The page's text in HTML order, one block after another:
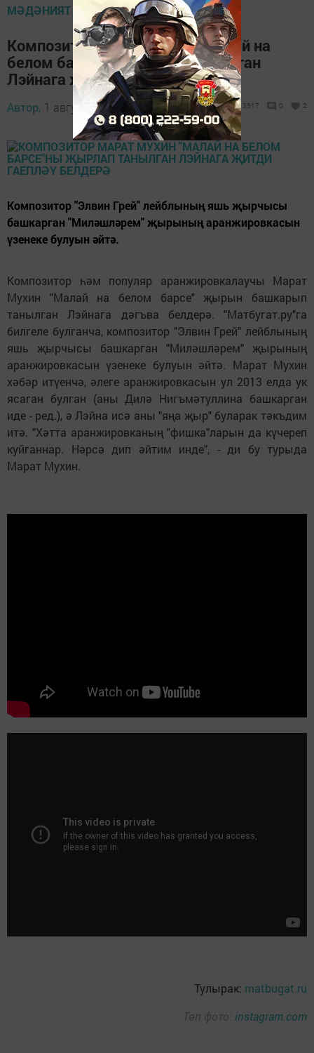
МӘДӘНИЯТ
Композитор Марат Мухин "Малай на
белом барсе"ны җырлап танылган
Лэйнага җитди гаепләү белдерә
Автор, 1 август 2019 - 09:16 3517 0 2
Композитор "Элвин Грей" лейблының яшь җырчысы
башкарган "Миләшләрем" җырының аранжировкасын
үзенеке булуын әйтә.
Композитор һәм популяр аранжировкалаучы Марат
Мухин "Малай на белом барсе" җырын башкарып
танылган Лэйнага дәгъва белдерә. "Матбугат.ру"га
билгеле булганча, композитор "Элвин Грей" лейблының
яшь җырчысы башкарган "Миләшләрем" җырының
аранжировкасын үзенеке булуын әйтә. Марат Мухин
хәбәр итүенчә, әлеге аранжировкасын ул 2013 елда ук
ясаган булган (аны Дилә Нигъмәтуллина башкарган
иде - ред.), ә Лэйна исә аны "яңа җыр" буларак тәкъдим
итә. "Хәтта аранжировканың "фишка"ларын да күчереп
куйганнар. Нәрсә дип әйтим инде", - ди бу турыда
Марат Мухин.
Тулырак: matbugat.ru
Төп фото: instagram.com